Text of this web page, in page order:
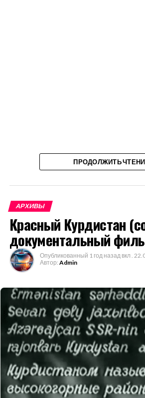
ПРОДОЛЖИТЬ
АРХИВЫ
Красный Курдистан
документальный
Опубликованный 1 год назад вкл .
Автор: Admin